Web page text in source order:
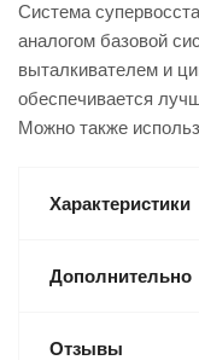
Система
аналогом базовой
выталкивателем и
обеспечивается
Можно также
Характеристики
Дополнительно
Отзывы